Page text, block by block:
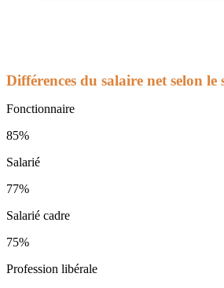
Différences du salaire net selon le
Fonctionnaire
85%
Salarié
77%
Salarié cadre
75%
Profession libérale